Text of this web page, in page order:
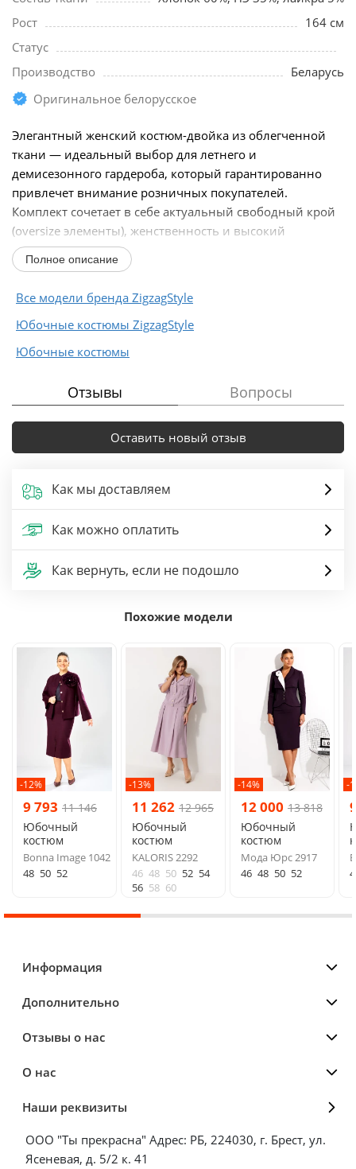
Рост
164 см
Статус
Производство
Беларусь
Оригинальное белорусское
Элегантный женский костюм-двойка из облегченной
ткани — идеальный выбор для летнего и
демисезонного гардероба, который гарантированно
привлечет внимание розничных покупателей.
Комплект сочетает в себе актуальный свободный крой
(oversize элементы), женственность и высокий
уровень...
Полное описание
Все модели бренда ZigzagStyle
Юбочные костюмы ZigzagStyle
Юбочные костюмы
Отзывы Вопросы
Оставить новый отзыв
Как мы доставляем
Как можно оплатить
Как вернуть, если не подошло
Похожие модели
-12%
9 793 11 146
Юбочный
костюм
Bonna Image 1042
48 50 52
-13%
11 262 12 965
Юбочный
костюм
KALORIS 2292
46 48 50 52 54
56 58 60
-14%
12 000 13 818
Юбочный
костюм
Мода Юрс 2917
46 48 50 52
-
Информация
Дополнительно
Отзывы о нас
О нас
Наши реквизиты
ООО "Ты прекрасна" Адрес: РБ, 224030, г. Брест, ул.
Ясеневая, д. 5/2 к. 41